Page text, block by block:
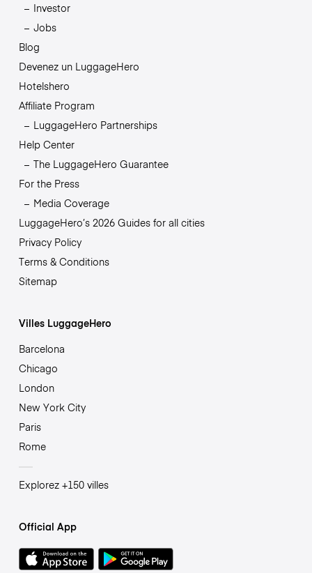
Investor
Jobs
Blog
Devenez un LuggageHero
Hotelshero
Affiliate Program
LuggageHero Partnerships
Help Center
The LuggageHero Guarantee
For the Press
Media Coverage
LuggageHero’s 2026 Guides for all cities
Privacy Policy
Terms & Conditions
Sitemap
Villes LuggageHero
Barcelona
Chicago
London
New York City
Paris
Rome
Explorez +150 villes
Official App